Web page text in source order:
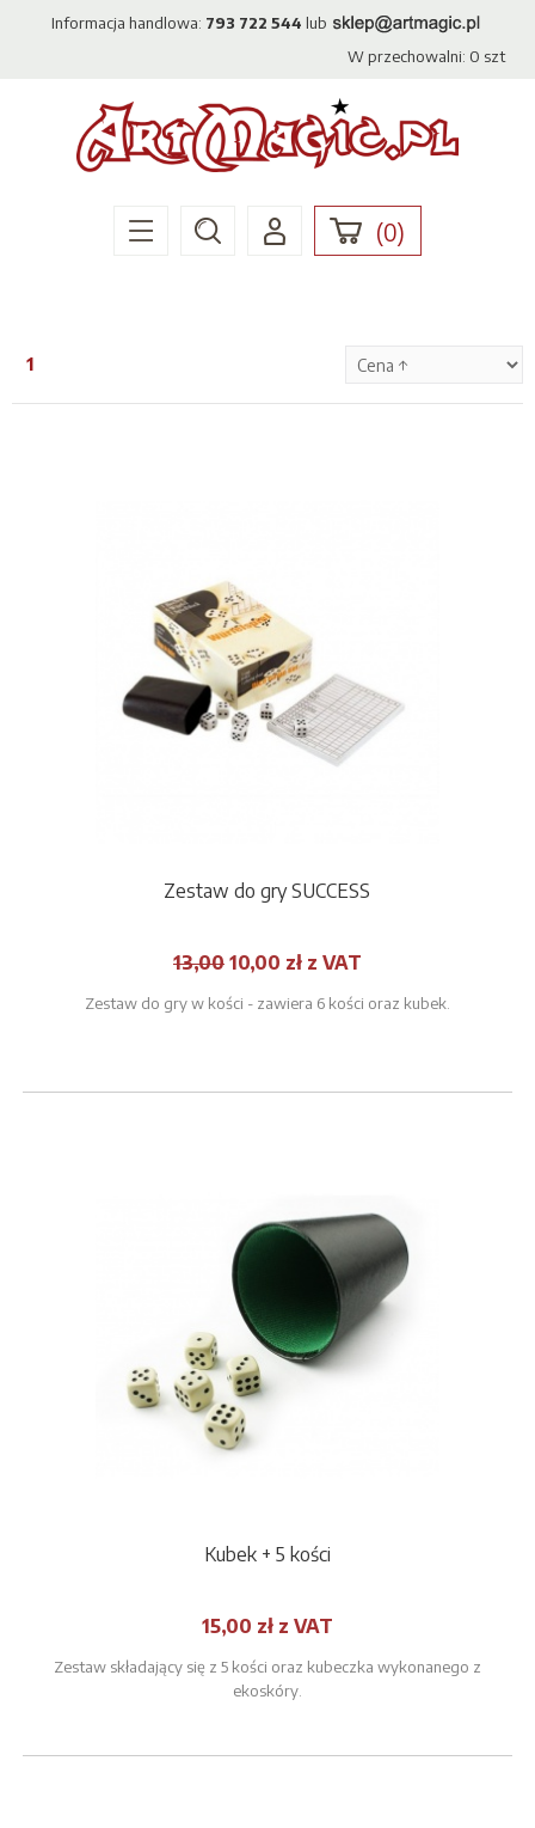
Informacja handlowa: 793 722 544 lub
W przechowalni: 0 szt
(0)
1
Zestaw do gry SUCCESS
13,00 10,00 zł z VAT
Zestaw do gry w kości - zawiera 6 kości oraz kubek.
Kubek + 5 kości
15,00 zł z VAT
Zestaw składający się z 5 kości oraz kubeczka wykonanego z
ekoskóry.